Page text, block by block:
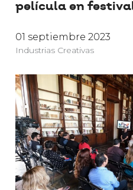
película en
01 septiembre 2023
Industrias Creativas